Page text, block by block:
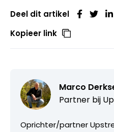
Deel dit artikel
Kopieer link
Marco
Partner bij
Oprichter/partner